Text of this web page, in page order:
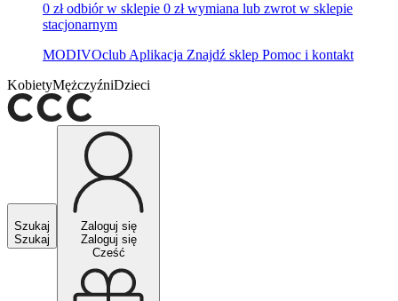
0 zł odbiór w sklepie 0 zł wymiana lub zwrot w sklepie
stacjonarnym
MODIVOclub Aplikacja Znajdź sklep Pomoc i kontakt
KobietyMężczyźniDzieci
Szukaj
Szukaj
Zaloguj się
Zaloguj się
Cześć